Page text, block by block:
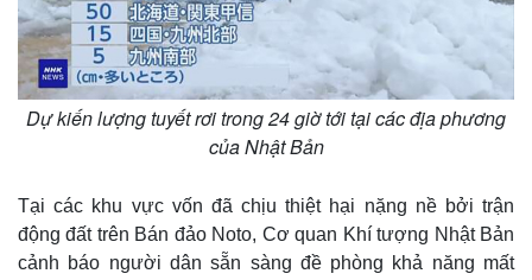
Kinh tế
Bất động sản
Thị trường
Giá vàng
Tiêu dùng
Chứng khoán
Giá cà phê
Dự kiến lượng tuyết rơi trong 24 giờ tới tại các địa phương
của Nhật Bản
Tại các khu vực vốn đã chịu thiệt hại nặng nề bởi trận
động đất trên Bán đảo Noto, Cơ quan Khí tượng Nhật Bản
cảnh báo người dân sẵn sàng đề phòng khả năng mất